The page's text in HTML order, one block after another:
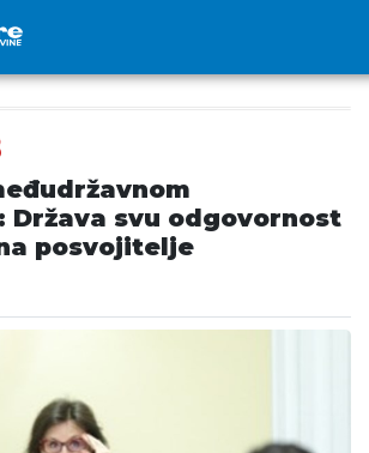
Država svu odgovornost
posvojitelje